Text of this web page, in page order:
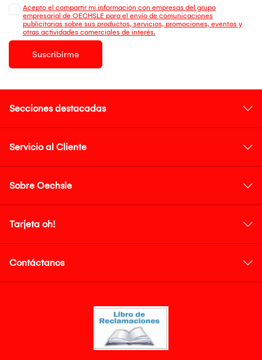
Acepto el compartir mi información con empresas del grupo
empresarial de OECHSLE para el envío de comunicaciones
publicitarias sobre sus productos, servicios, promociones, eventos y
otras actividades comerciales de interés.
Suscribirme
Secciones destacadas
Servicio al Cliente
Sobre Oechsle
Tarjeta oh!
Contáctanos